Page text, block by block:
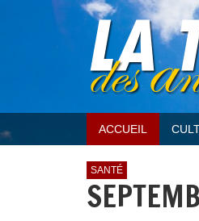
ACCUEIL
SANTÉ